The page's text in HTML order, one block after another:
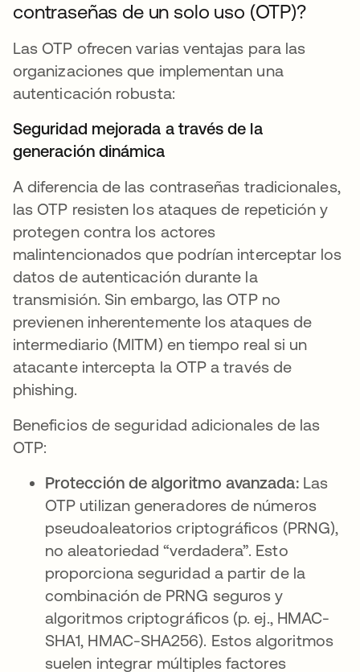
contraseñas de un solo uso (OTP)?
Las OTP ofrecen varias ventajas para las
organizaciones que implementan una
autenticación robusta:
Seguridad mejorada a través de la
generación dinámica
A diferencia de las contraseñas tradicionales,
las OTP resisten los ataques de repetición y
protegen contra los actores
malintencionados que podrían interceptar los
datos de autenticación durante la
transmisión. Sin embargo, las OTP no
previenen inherentemente los ataques de
intermediario (MITM) en tiempo real si un
atacante intercepta la OTP a través de
phishing.
Beneficios de seguridad adicionales de las
OTP:
Protección de algoritmo avanzada: Las
OTP utilizan generadores de números
pseudoaleatorios criptográficos (PRNG),
no aleatoriedad “verdadera”. Esto
proporciona seguridad a partir de la
combinación de PRNG seguros y
algoritmos criptográficos (p. ej., HMAC-
SHA1, HMAC-SHA256). Estos algoritmos
suelen integrar múltiples factores